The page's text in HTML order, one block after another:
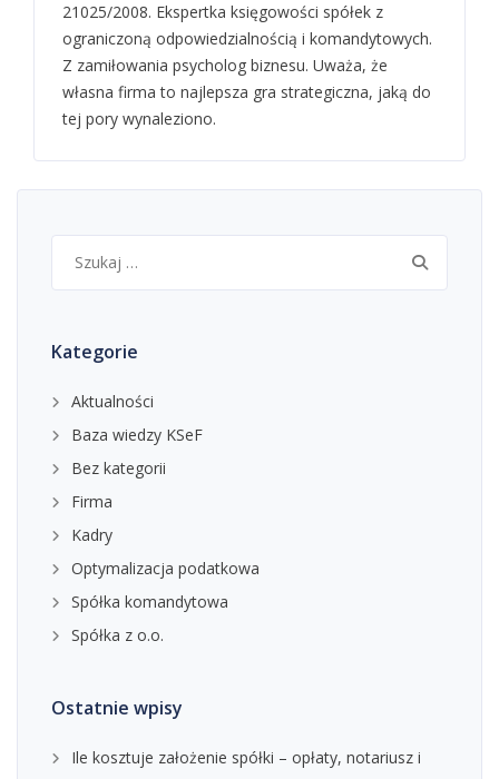
21025/2008. Ekspertka księgowości spółek z
ograniczoną odpowiedzialnością i komandytowych.
Z zamiłowania psycholog biznesu. Uważa, że
własna firma to najlepsza gra strategiczna, jaką do
tej pory wynaleziono.
Kategorie
Aktualności
Baza wiedzy KSeF
Bez kategorii
Firma
Kadry
Optymalizacja podatkowa
Spółka komandytowa
Spółka z o.o.
Ostatnie wpisy
Ile kosztuje założenie spółki – opłaty, notariusz i